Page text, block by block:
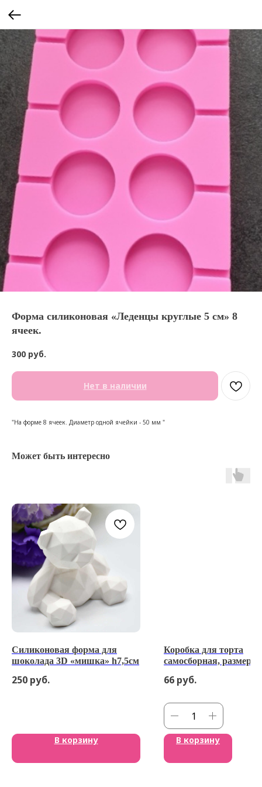
Форма силиконовая «Леденцы круглые 5 см» 8
ячеек.
300 руб.
Нет в наличии
"На форме 8 ячеек. Диаметр одной ячейки - 50 мм "
Может быть интересно
Силиконовая форма для
шоколада 3D «мишка» h7,5см
250 руб.
В корзину
Коробка для торта
самосборная, размер
66 руб.
В корзину